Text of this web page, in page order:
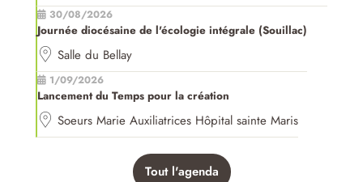
30/08/2026
Journée diocésaine de l'écologie intégrale (Souillac)
Salle du Bellay
1/09/2026
Lancement du Temps pour la création
Soeurs Marie Auxiliatrices Hôpital sainte Maris
Tout l'agenda